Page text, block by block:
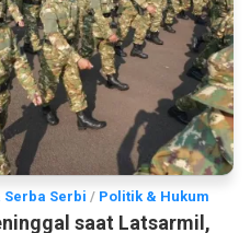
Serbi / Politik & Hukum
saat Latsarmil,